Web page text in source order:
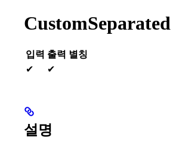
CustomSeparated
입력 출력 별칭
✔
✔
설명